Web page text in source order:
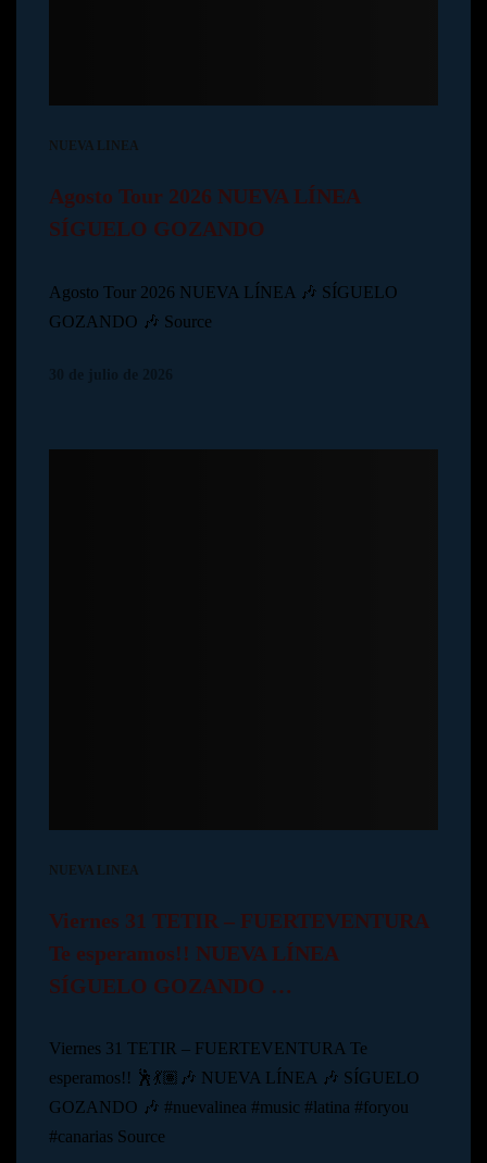
NUEVA LINEA
Agosto Tour 2026 NUEVA LÍNEA
SÍGUELO GOZANDO
Agosto Tour 2026 NUEVA LÍNEA 🎶 SÍGUELO
GOZANDO 🎶 Source
NUEVA LINEA
Viernes 31 TETIR – FUERTEVENTURA
Te esperamos!! NUEVA LÍNEA
SÍGUELO GOZANDO …
Viernes 31 TETIR – FUERTEVENTURA Te
esperamos!! 🕺💃🏽🎶 NUEVA LÍNEA 🎶 SÍGUELO
GOZANDO 🎶 #nuevalinea #music #latina #foryou
#canarias Source